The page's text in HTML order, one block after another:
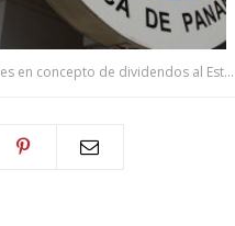
Esepsa entrega B/. 1.9 millones en concepto de dividendos al Estado